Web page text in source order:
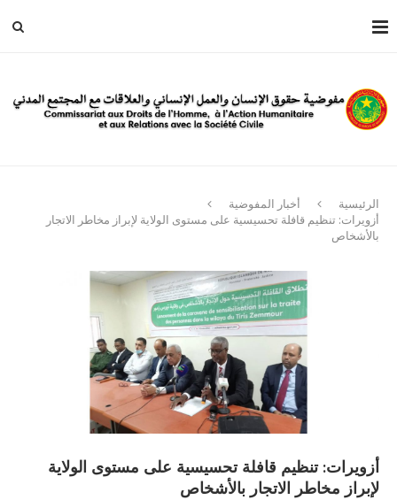
الرئيسية
أخبار المفوضية
أزويرات: تنظيم قافلة تحسيسية على مستوى الولاية لإبراز مخاطر الاتجار
بالأشخاص
أزويرات: تنظيم قافلة تحسيسية على مستوى الولاية
لإبراز مخاطر الاتجار بالأشخاص